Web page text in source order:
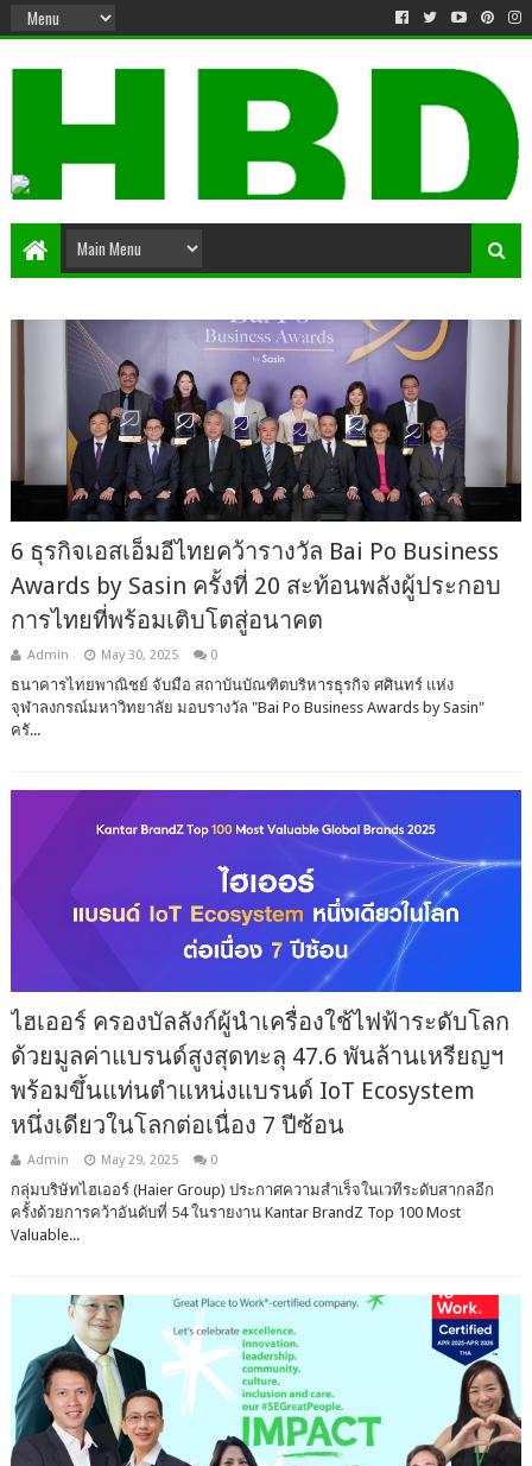
6 ธุรกิจเอสเอ็มอีไทยคว้ารางวัล Bai Po Business
Awards by Sasin ครั้งที่ 20 สะท้อนพลังผู้ประกอบ
การไทยที่พร้อมเติบโตสู่อนาคต
Admin May 30, 2025 0
ธนาคารไทยพาณิชย์ จับมือ สถาบันบัณฑิตบริหารธุรกิจ ศศินทร์ แห่ง
จุฬาลงกรณ์มหาวิทยาลัย มอบรางวัล "Bai Po Business Awards by Sasin"
ครั...
ไฮเออร์ ครองบัลลังก์ผู้นำเครื่องใช้ไฟฟ้าระดับโลก
ด้วยมูลค่าแบรนด์สูงสุดทะลุ 47.6 พันล้านเหรียญฯ
พร้อมขึ้นแท่นตำแหน่งแบรนด์ IoT Ecosystem
หนึ่งเดียวในโลกต่อเนื่อง 7 ปีซ้อน
Admin May 29, 2025 0
กลุ่มบริษัทไฮเออร์ (Haier Group) ประกาศความสำเร็จในเวทีระดับสากลอีก
ครั้งด้วยการคว้าอันดับที่ 54 ในรายงาน Kantar BrandZ Top 100 Most
Valuable...